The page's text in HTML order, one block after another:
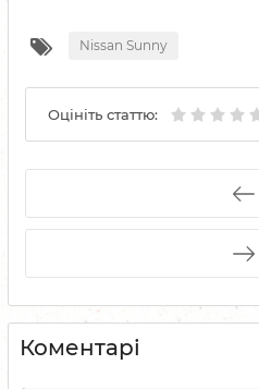
Nissan Sunny
Оцініть статтю:
Коментарі